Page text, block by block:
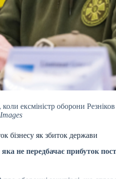
ексміністр оборони
бізнесу як збиток держави
не передбачає прибуток